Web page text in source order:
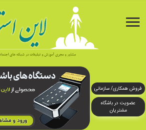
فروش همکاری/ سازمانی
عضویت در باشگاه
مشتریان